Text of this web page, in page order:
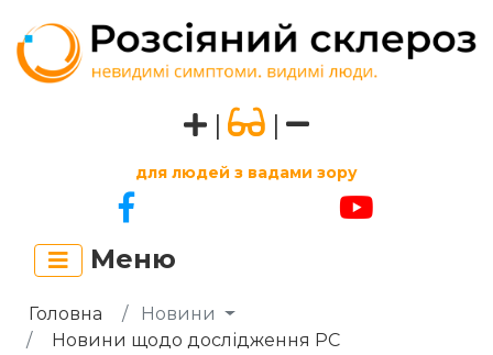
| |
для людей з вадами зору
Меню
Головна
Новини
Новини щодо дослідження РС